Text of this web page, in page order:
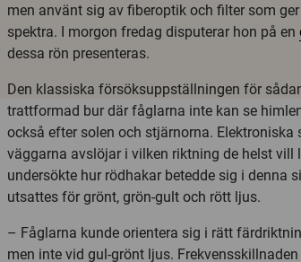
men använt sig av fiberoptik och filter som
spektra. I morgon fredag disputerar hon på en
dessa rön presenteras.
Den klassiska försöksuppställningen för
trattformad bur där fåglarna inte kan se
också efter solen och stjärnorna. Elektroniska
väggarna avslöjar i vilken riktning de helst vill
undersökte hur rödhakar betedde sig i denna
utsattes för grönt, grön-gult och rött ljus.
– Fåglarna kunde orientera sig i rätt
men inte vid gul-grönt ljus.